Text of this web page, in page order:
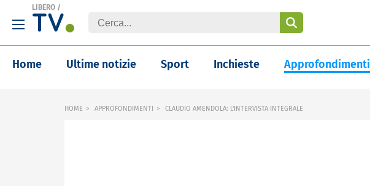
LIBERO /
Home Ultime notizie Sport Inchieste Approfondimenti
HOME APPROFONDIMENTI CLAUDIO AMENDOLA: L'INTERVISTA INTEGRALE